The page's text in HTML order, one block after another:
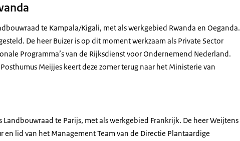
te Kampala/Kigali, met als werkgebied Rwanda en Oeganda.
De heer Buizer is op dit moment werkzaam als Private Sector
Programma’s van de Rijksdienst voor Ondernemend Nederland.
Meijjes keert deze zomer terug naar het Ministerie van
te Parijs, met als werkgebied Frankrijk. De heer Weijtens
lid van het Management Team van de Directie Plantaardige